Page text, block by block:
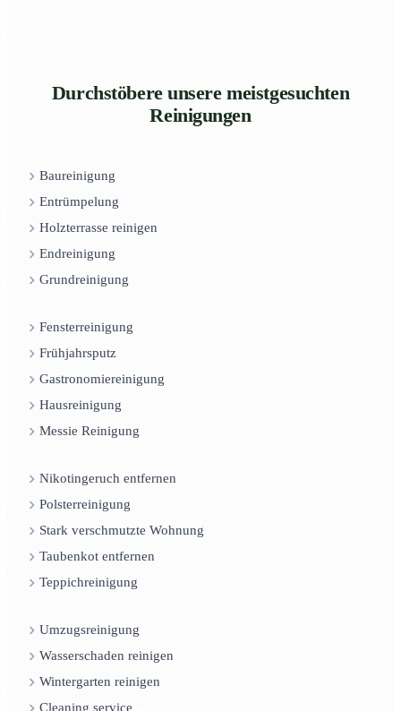
Durchstöbere unsere meistgesuchten
Reinigungen
Baureinigung
Entrümpelung
Holzterrasse reinigen
Endreinigung
Grundreinigung
Fensterreinigung
Frühjahrsputz
Gastronomiereinigung
Hausreinigung
Messie Reinigung
Nikotingeruch entfernen
Polsterreinigung
Stark verschmutzte Wohnung
Taubenkot entfernen
Teppichreinigung
Umzugsreinigung
Wasserschaden reinigen
Wintergarten reinigen
Cleaning service